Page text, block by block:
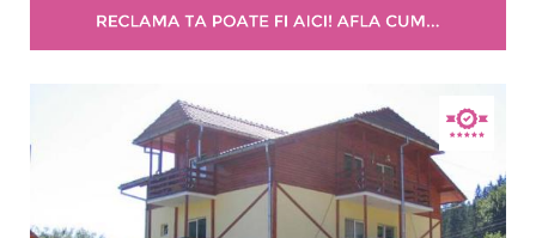
Vila ( 32 )
Stele / margarete
Neclasificat
1 stea / margareta
2 stele / margarete